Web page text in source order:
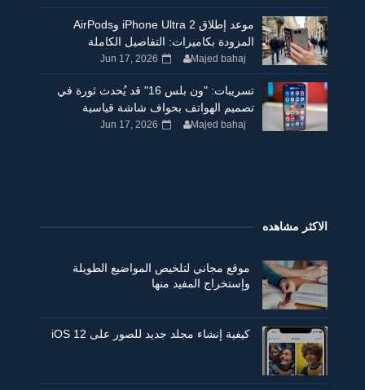
موعد إطلاق iPhone Ultra 2 وAirPods
المزودة بكاميرات: التفاصيل الكاملة
Majed bahaj
Jun 17, 2026
تسريبات: "ون بلس 16" قد يُحدث ثورة في
تصميم الهواتف بحواف شاشة قياسية
Majed bahaj
Jun 17, 2026
الاكثر مشاهده
موقع مجاني لتلخيص المواضيع الطويلة
وإستخراج المفيد منها
كيفية إنشاء مجلد جديد للصور على iOS 12